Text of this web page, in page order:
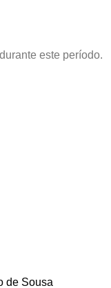
este período.